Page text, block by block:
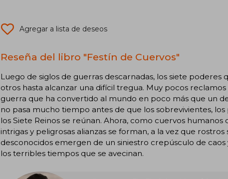
Agregar a lista de deseos
Reseña del libro "Festín de Cuervos"
Luego de siglos de guerras descarnadas, los siete poderes
otros hasta alcanzar una difícil tregua. Muy pocos
guerra que ha convertido al mundo en poco más que un
no pasa mucho tiempo antes de que los sobrevivientes,
los Siete Reinos se reúnan. Ahora, como cuervos
intrigas y peligrosas alianzas se forman, a la vez que
desconocidos emergen de un siniestro crepúsculo de caos
los terribles tiempos que se avecinan.